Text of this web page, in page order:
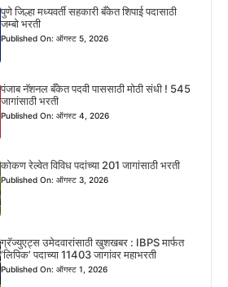
पुणे जिल्हा मध्यवर्ती सहकारी बँकेत शिपाई पदासाठी
जम्बो भरती
Published On: ऑगस्ट 5, 2026
पंजाब नॅशनल बँकेत पदवी पाससाठी मोठी संधी ! 545
जागांसाठी भरती
Published On: ऑगस्ट 4, 2026
कोकण रेल्वेत विविध पदांच्या 201 जागांसाठी भरती
Published On: ऑगस्ट 3, 2026
ग्रॅज्युएट्स उमेदवारांसाठी खुशखबर : IBPS मार्फत
‘लिपिक’ पदाच्या 11403 जागांवर महाभरती
Published On: ऑगस्ट 1, 2026